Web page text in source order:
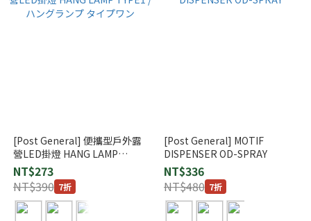
[Post General] 便攜型戶外露
營LED掛燈 HANG LAMP
TYPE1 / ハングランプ タイプ
ワン
NT$273
NT$390 7折
[Post General] MOTIF
DISPENSER OD-SPRAY
NT$336
NT$480 7折